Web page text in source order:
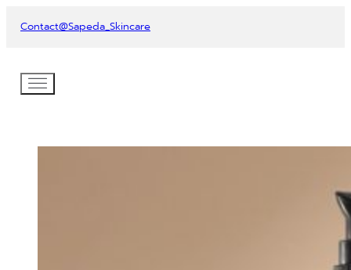
Contact@Sapeda_Skincare